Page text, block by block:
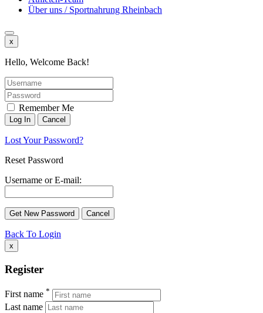
Über uns / Sportnahrung Rheinbach
x
Hello, Welcome Back!
Remember Me
Lost Your Password?
Reset Password
Username or E-mail:
Back To Login
x
Register
First name *
Last name